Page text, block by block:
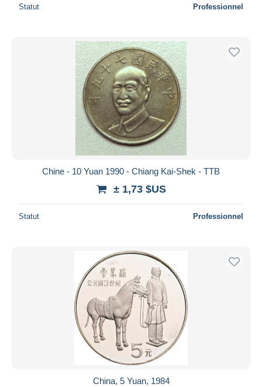
Statut Professionnel
Chine - 10 Yuan 1990 - Chiang Kai-Shek - TTB
± 1,73 $US
Statut Professionnel
China, 5 Yuan, 1984